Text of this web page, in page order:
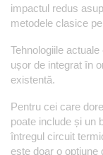
impactul redus
metodele clasice
Tehnologiile
ușor de integrat în
existentă.
Pentru cei care
poate include și un
întregul circuit
este doar o opțiune